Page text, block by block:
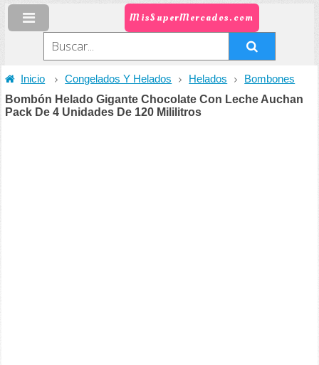
MisSuperMercados.com
Inicio Congelados Y Helados Helados Bombones
Bombón Helado Gigante Chocolate Con Leche Auchan
Pack De 4 Unidades De 120 Mililitros